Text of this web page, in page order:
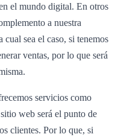
el mundo digital. En otros
a nuestra
sea el caso, si tenemos
ventas, por lo que será
servicios como
web será el punto de
clientes. Por lo que, si